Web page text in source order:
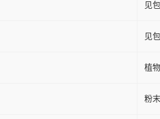
见
见
植
粉末